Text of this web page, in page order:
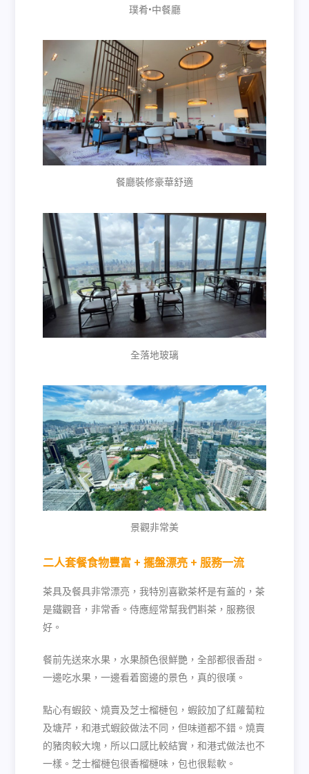
璞肴•中餐廳
餐廳裝修豪華舒適
全落地玻璃
景觀非常美
二人套餐食物豐富 + 擺盤漂亮 + 服務一流
茶具及餐具非常漂亮，我特別喜歡茶杯是有蓋的，茶
是鐵觀音，非常香。侍應經常幫我們斟茶，服務很
好。
餐前先送來水果，水果顏色很鮮艷，全部都很香甜。
一邊吃水果，一邊看着窗邊的景色，真的很嘆。
點心有蝦餃、燒賣及芝士榴槤包，蝦餃加了紅蘿蔔粒
及塘芹，和港式蝦餃做法不同，但味道都不錯。燒賣
的豬肉較大塊，所以口感比較結實，和港式做法也不
一樣。芝士榴槤包很香榴槤味，包也很鬆軟。